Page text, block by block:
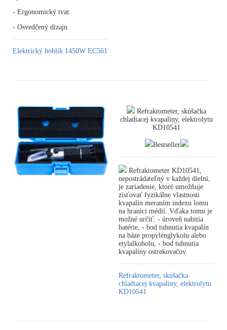
- Ergonomický tvar.
- Osvedčený dizajn.
Elektrický hoblík 1450W EC561
Refraktometer, skúšačka
chladiacej kvapaliny, elektrolytu
KD10541
Bestseller
Refraktometer KD10541,
nepostrádateľný v každej dielni,
je zariadenie, ktoré umožňuje
zisťovať fyzikálne vlastnosti
kvapalín meraním indexu lomu
na hranici médií. Vďaka tomu je
možné určiť: - úroveň nabitia
batérie, - bod tuhnutia kvapalín
na báze propylénglykolu alebo
etylalkoholu, - bod tuhnutia
kvapaliny ostrekovačov.
Refraktometer, skúšačka
chladiacej kvapaliny, elektrolytu
KD10541